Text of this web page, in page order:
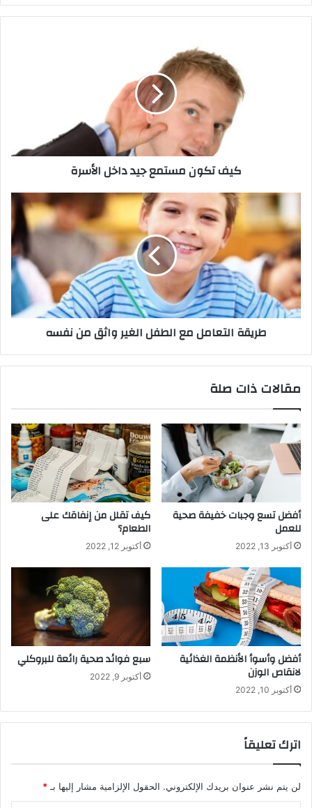
ر
ي
كيف تكون مستمع جيد داخل الأسرة
طريقة التعامل مع الطفل الغير واثق من نفسه
مقالات ذات صلة
أفضل تسع وجبات خفيفة صحية
للعمل
أكتوبر 13, 2022
كيف تقلل من إنفاقك على
الطعام؟
أكتوبر 12, 2022
أفضل وأسوأ الأنظمة الغذائية
لانقاص الوزن
أكتوبر 10, 2022
سبع فوائد صحية رائعة للبروكلي
أكتوبر 9, 2022
اترك تعليقاً
لن يتم نشر عنوان بريدك الإلكتروني. الحقول الإلزامية مشار إليها بـ *